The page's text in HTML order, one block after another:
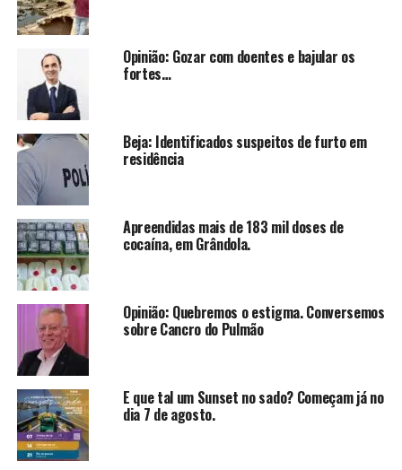
Opinião: Gozar com doentes e bajular os
fortes…
Beja: Identificados suspeitos de furto em
residência
Apreendidas mais de 183 mil doses de
cocaína, em Grândola.
Opinião: Quebremos o estigma. Conversemos
sobre Cancro do Pulmão
E que tal um Sunset no sado? Começam já no
dia 7 de agosto.